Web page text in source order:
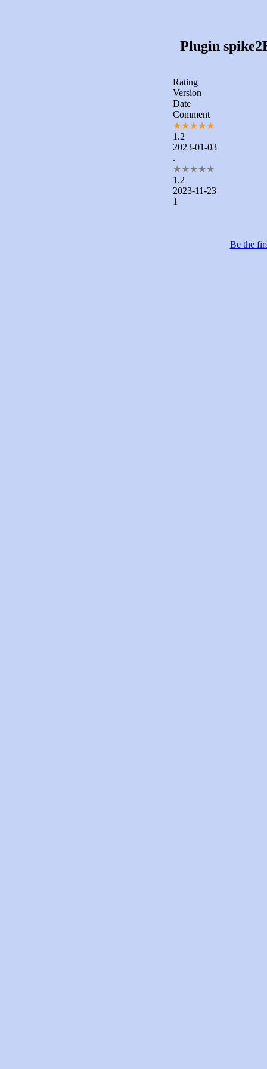
Plugin
Rating
Version
Date
Comment
★★★★★
1.2
2023-01-03
.
★★★★★
1.2
2023-11-23
1
Be the